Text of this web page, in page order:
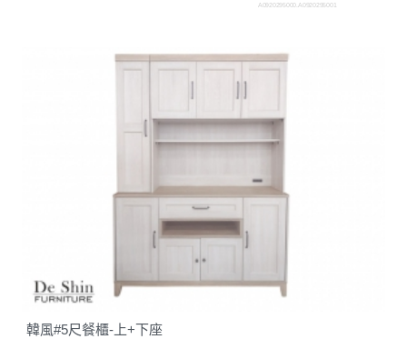
A0920295000.A0920295001
韓風#5尺餐櫃-上+下座